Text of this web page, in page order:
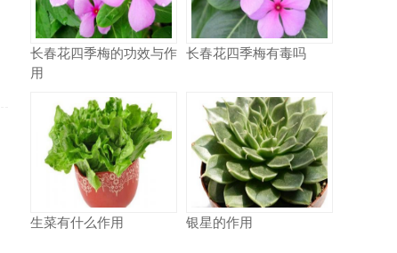
长春花四季梅的功效与作
用
长春花四季梅有毒吗
生菜有什么作用 银星的作用